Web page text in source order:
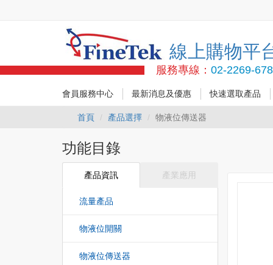
線上購物平
服務專線： 02-2269-
會員服務中心 最新消息及優惠 快速選取產品
首頁 產品選擇 物液位傳送器
功能目錄
產品資訊 產業應用
流量產品
物液位開關
物液位傳送器